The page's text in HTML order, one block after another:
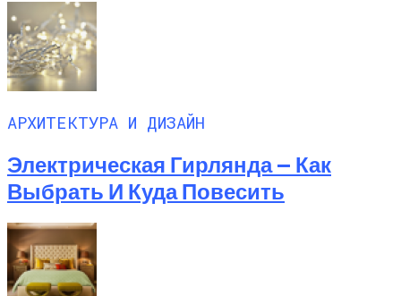
АРХИТЕКТУРА И ДИЗАЙН
Электрическая Гирлянда — Как
Выбрать И Куда Повесить